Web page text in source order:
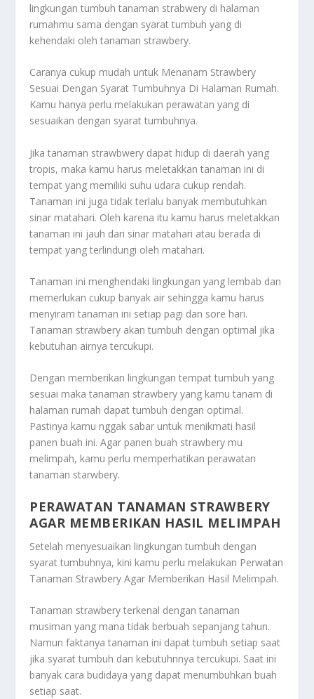
lingkungan tumbuh tanaman strabwery di halaman
rumahmu sama dengan syarat tumbuh yang di
kehendaki oleh tanaman strawbery.
Caranya cukup mudah untuk Menanam Strawbery
Sesuai Dengan Syarat Tumbuhnya Di Halaman Rumah.
Kamu hanya perlu melakukan perawatan yang di
sesuaikan dengan syarat tumbuhnya.
Jika tanaman strawbwery dapat hidup di daerah yang
tropis, maka kamu harus meletakkan tanaman ini di
tempat yang memiliki suhu udara cukup rendah.
Tanaman ini juga tidak terlalu banyak membutuhkan
sinar matahari. Oleh karena itu kamu harus meletakkan
tanaman ini jauh dari sinar matahari atau berada di
tempat yang terlindungi oleh matahari.
Tanaman ini menghendaki lingkungan yang lembab dan
memerlukan cukup banyak air sehingga kamu harus
menyiram tanaman ini setiap pagi dan sore hari.
Tanaman strawbery akan tumbuh dengan optimal jika
kebutuhan airnya tercukupi.
Dengan memberikan lingkungan tempat tumbuh yang
sesuai maka tanaman strawbery yang kamu tanam di
halaman rumah dapat tumbuh dengan optimal.
Pastinya kamu nggak sabar untuk menikmati hasil
panen buah ini. Agar panen buah strawbery mu
melimpah, kamu perlu memperhatikan perawatan
tanaman starwbery.
PERAWATAN TANAMAN STRAWBERY
AGAR MEMBERIKAN HASIL MELIMPAH
Setelah menyesuaikan lingkungan tumbuh dengan
syarat tumbuhnya, kini kamu perlu melakukan Perwatan
Tanaman Strawbery Agar Memberikan Hasil Melimpah.
Tanaman strawbery terkenal dengan tanaman
musiman yang mana tidak berbuah sepanjang tahun.
Namun faktanya tanaman ini dapat tumbuh setiap saat
jika syarat tumbuh dan kebutuhnnya tercukupi. Saat ini
banyak cara budidaya yang dapat menumbuhkan buah
setiap saat.